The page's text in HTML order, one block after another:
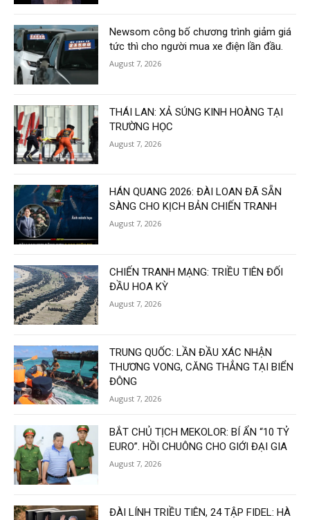
Newsom công bố chương trình giảm giá
tức thì cho người mua xe điện lần đầu.
August 7, 2026
THÁI LAN: XẢ SÚNG KINH HOÀNG TẠI
TRƯỜNG HỌC
August 7, 2026
HÁN QUANG 2026: ĐÀI LOAN ĐÃ SẴN
SÀNG CHO KỊCH BẢN CHIẾN TRANH
August 7, 2026
CHIẾN TRANH MẠNG: TRIỀU TIÊN ĐỐI
ĐẦU HOA KỲ
August 7, 2026
TRUNG QUỐC: LẦN ĐẦU XÁC NHẬN
THƯƠNG VONG, CĂNG THẲNG TẠI BIỂN
ĐÔNG
August 7, 2026
BẮT CHỦ TỊCH MEKOLOR: BÍ ẨN “10 TỶ
EURO”. HỒI CHUÔNG CHO GIỚI ĐẠI GIA
August 7, 2026
ĐÀI LÍNH TRIỀU TIÊN, 24 TẬP FIDEL: HÀ